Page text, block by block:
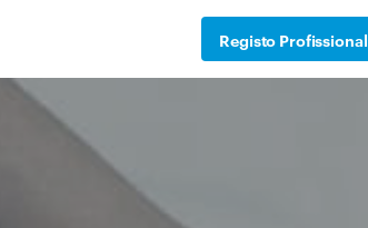
Registo Profissional